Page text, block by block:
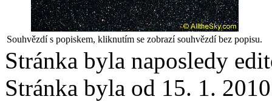
Souhvězdí s popiskem, kliknutím se zobrazí souhvězdí bez popisu.
Stránka byla naposledy
Stránka byla od 15. 1.